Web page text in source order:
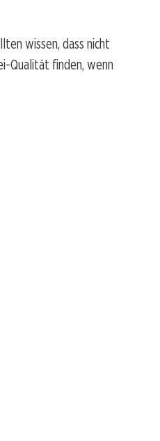
wissen, dass nicht
Qualität finden, wenn